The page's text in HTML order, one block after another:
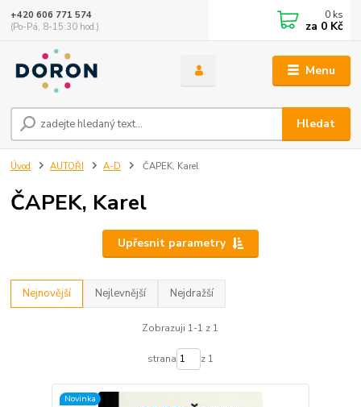
Menu
Hledat
+420 606 771 574
(Po-Pá, 8-15:30 hod.)
0 ks
za 0 Kč
Úvod AUTOŘI A-D ČAPEK, Karel
ČAPEK, Karel
Upřesnit parametry
Nejnovější Nejlevnější Nejdražší
Zobrazuji 1-1 z 1
strana z 1
Novinka